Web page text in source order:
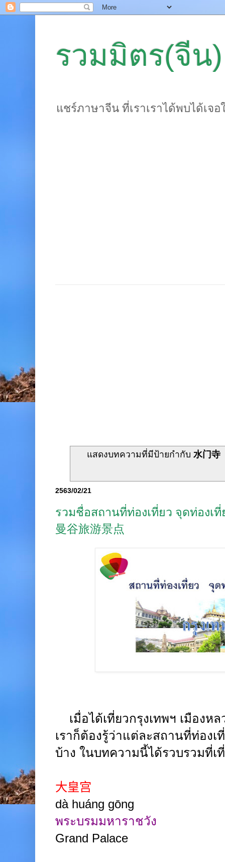
รวมมิตร(จีน)
แชร์ภาษาจีน ที่เราเราได้พบได้เจ
แสดงบทความที่มีป้ายกำกับ水门寺
2563/02/21
รวมชื่อสถานที่ท่องเที่ยว จุดท่องเ
曼谷旅游景点
เมื่อได้เที่ยวกรุงเทพฯ เมืองห
เราก็ต้องรู้ว่าแต่ละสถานที่ท่อง
บ้าง ในบทความนี้ได้รวบรวมที่
大皇宫
dà huáng gōng
พระบรมมหาราชวัง
Grand Palace